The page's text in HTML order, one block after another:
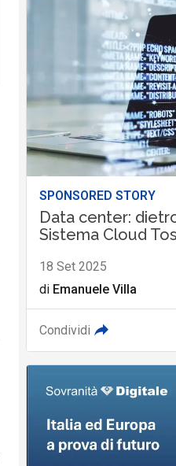
SPONSORED STORY
Data center:
Sistema Cloud
18 Set 2025
di Emanuele Villa
Condividi